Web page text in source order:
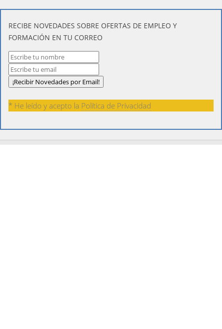
​RECIBE NOVEDADES SOBRE OFERTAS DE EMPLEO Y
FORMACIÓN EN TU CORREO
* He leído y acepto la Política de Privacidad